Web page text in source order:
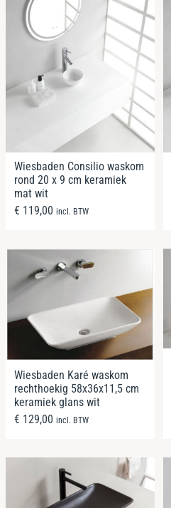
Wiesbaden Consilio waskom
rond 20 x 9 cm keramiek
mat wit
€ 119,00 incl. BTW
Wiesbaden Karé waskom
rechthoekig 58x36x11,5 cm
keramiek glans wit
€ 129,00 incl. BTW